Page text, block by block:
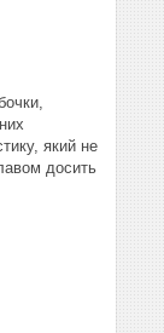
який не
досить